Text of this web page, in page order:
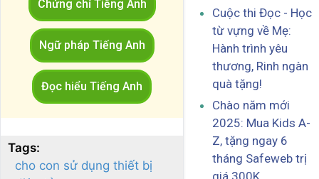
Chứng chỉ Tiếng Anh
Ngữ pháp Tiếng Anh
Đọc hiểu Tiếng Anh
Tags:
cho con sử dụng thiết bị
Cuộc thi Đọc - Học
từ vựng về Mẹ:
Hành trình yêu
thương, Rinh ngàn
quà tặng!
Chào năm mới
2025: Mua Kids A-
Z, tặng ngay 6
tháng Safeweb trị